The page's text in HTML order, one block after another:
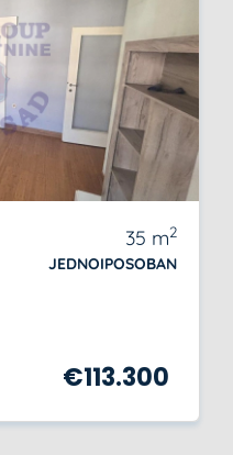
35 m2
JEDNOIPOSOBAN
€113.300